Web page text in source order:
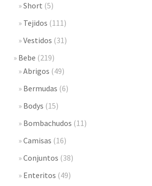
Short (5)
Tejidos (111)
Vestidos (31)
Bebe (219)
Abrigos (49)
Bermudas (6)
Bodys (15)
Bombachudos (11)
Camisas (16)
Conjuntos (38)
Enteritos (49)